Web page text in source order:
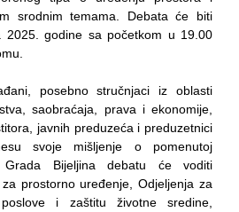
srodnim temama. Debata će biti
2025. godine sa početkom u 19.00
posebno stručnjaci iz oblasti
saobraćaja, prava i ekonomije,
javnih preduzeća i preduzetnici
svoje mišljenje o pomenutoj
Bijeljina debatu će voditi
prostorno uređenje, Odjeljenja za
poslove i zaštitu životne sredine,